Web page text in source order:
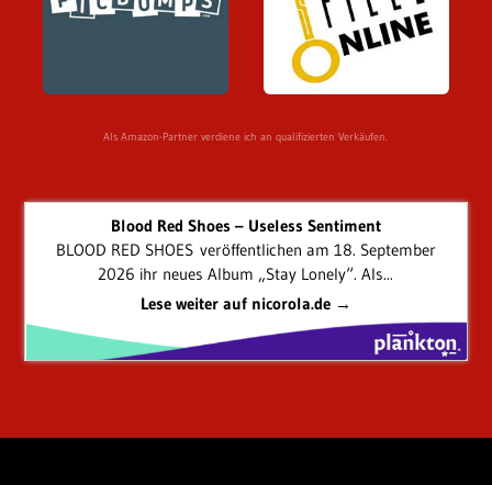
Als Amazon-Partner verdiene ich an qualifizierten Verkäufen.
Blood Red Shoes – Useless Sentiment
BLOOD RED SHOES veröffentlichen am 18. September
2026 ihr neues Album „Stay Lonely“. Als...
Lese weiter auf nicorola.de →